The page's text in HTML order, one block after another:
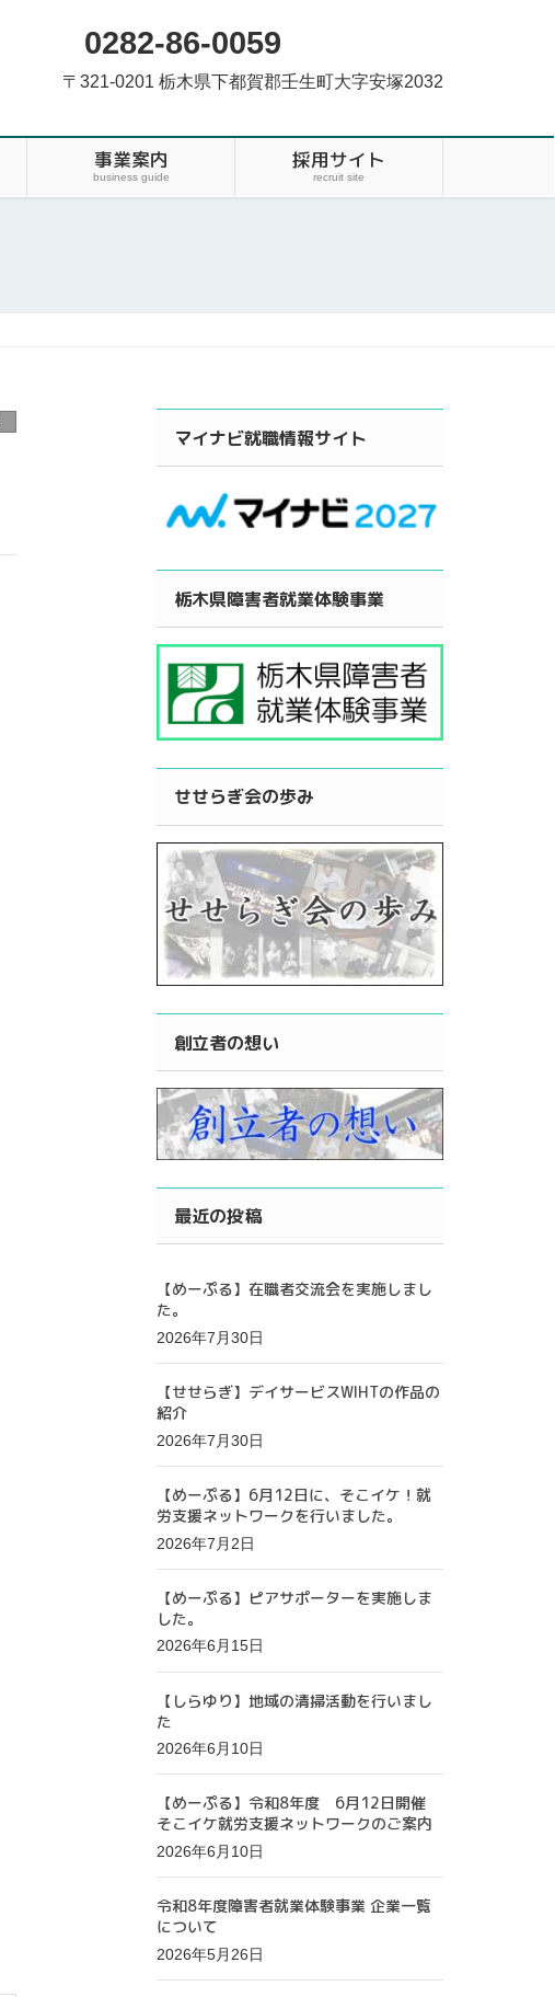
0282-86-0059
〒321-0201 栃木県下都賀郡壬生町大字安塚2032
事業案内
business guide
採用サイト
recruit site
マイナビ就職情報サイト
栃木県障害者就業体験事業
せせらぎ会の歩み
創立者の想い
最近の投稿
【めーぷる】在職者交流会を実施しまし
た。
2026年7月30日
【せせらぎ】デイサービスWIHTの作品の
紹介
2026年7月30日
【めーぷる】6月12日に、そこイケ！就
労支援ネットワークを行いました。
2026年7月2日
【めーぷる】ピアサポーターを実施しま
した。
2026年6月15日
【しらゆり】地域の清掃活動を行いまし
た
2026年6月10日
【めーぷる】令和8年度 6月12日開催
そこイケ就労支援ネットワークのご案内
2026年6月10日
令和8年度障害者就業体験事業 企業一覧
について
2026年5月26日